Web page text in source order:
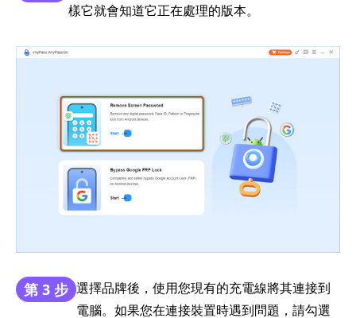
樣它就會知道它正在處理的版本。
第 3 步 選擇品牌後，使用您現有的充電線將其連接到
電腦。如果您在連接裝置時遇到問題，請勾選